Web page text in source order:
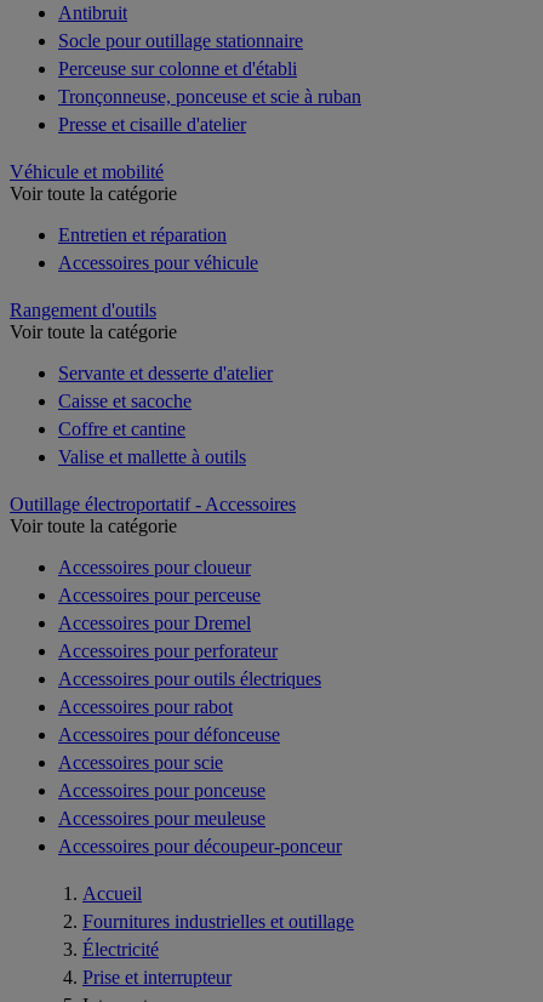
Antibruit
Socle pour outillage stationnaire
Perceuse sur colonne et d'établi
Tronçonneuse, ponceuse et scie à ruban
Presse et cisaille d'atelier
Véhicule et mobilité
Voir toute la catégorie
Entretien et réparation
Accessoires pour véhicule
Rangement d'outils
Voir toute la catégorie
Servante et desserte d'atelier
Caisse et sacoche
Coffre et cantine
Valise et mallette à outils
Outillage électroportatif - Accessoires
Voir toute la catégorie
Accessoires pour cloueur
Accessoires pour perceuse
Accessoires pour Dremel
Accessoires pour perforateur
Accessoires pour outils électriques
Accessoires pour rabot
Accessoires pour défonceuse
Accessoires pour scie
Accessoires pour ponceuse
Accessoires pour meuleuse
Accessoires pour découpeur-ponceur
Accueil
Fournitures industrielles et outillage
Électricité
Prise et interrupteur